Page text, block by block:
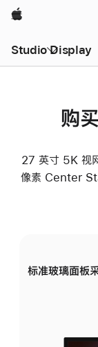
Apple
Studio Display
购
27 英寸 5K 视
像素 Center
标准玻璃面板